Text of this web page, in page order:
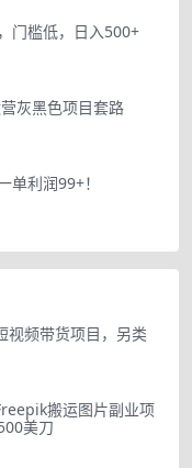
门槛低，日入500+
灰黑色项目套路
单利润99+！
视频带货项目，另类
搬运图片副业项
美刀